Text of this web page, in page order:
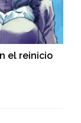
el reinicio